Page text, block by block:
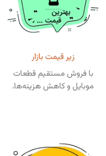
زیر قیمت بازار
با فروش مستقیم قطعات
موبایل و کاهش هزینه‌ها.